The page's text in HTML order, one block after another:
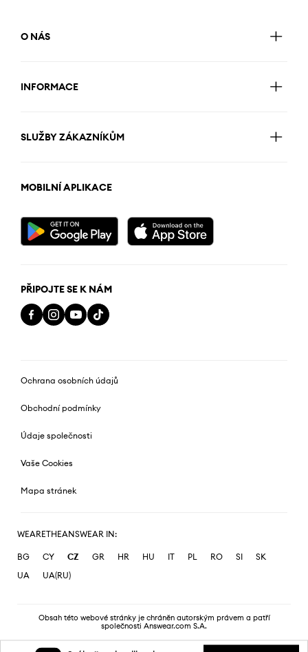
O NÁS
INFORMACE
SLUŽBY ZÁKAZNÍKŮM
MOBILNÍ APLIKACE
PŘIPOJTE SE K NÁM
Ochrana osobních údajů
Obchodní podmínky
Údaje společnosti
Vaše Cookies
Mapa stránek
WEARETHEANSWEAR IN:
BG CY CZ GR HR HU IT PL RO SI
SK
UA
UA(RU)
Obsah této webové stránky je chráněn autorským právem a patří
společnosti Answear.com S.A.